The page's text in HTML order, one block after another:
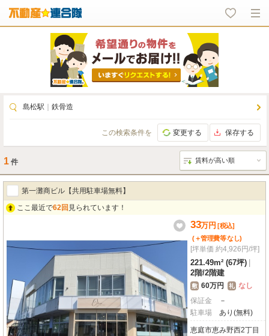
島松駅 鉄骨造
この検索条件を 変更する 保存する
1 件
第一灘商ビル【共用駐車場無料】
ここ最近で62回 見られています！
33万円 [税込]
(＋管理費等なし)
[坪単価 約4,926円/坪]
221.49m² (67坪)
2階/2階建
敷 60万円 礼 なし
保証金
－
駐車場
あり(無料)
恵庭市恵み野西2丁目